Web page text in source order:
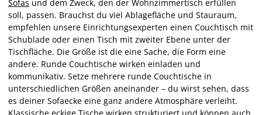
Sofas und dem Zweck, den der Wohnzimmertisch erfüllen
soll, passen. Brauchst du viel Ablagefläche und Stauraum,
empfehlen unsere Einrichtungsexperten einen Couchtisch mit
Schublade oder einen Tisch mit zweiter Ebene unter der
Tischfläche. Die Größe ist die eine Sache, die Form eine
andere. Runde Couchtische wirken einladen und
kommunikativ. Setze mehrere runde Couchtische in
unterschiedlichen Größen aneinander – du wirst sehen, dass
es deiner Sofaecke eine ganz andere Atmosphäre verleiht.